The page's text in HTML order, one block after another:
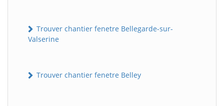
Trouver chantier fenetre Bellegarde-sur-
Valserine
Trouver chantier fenetre Belley